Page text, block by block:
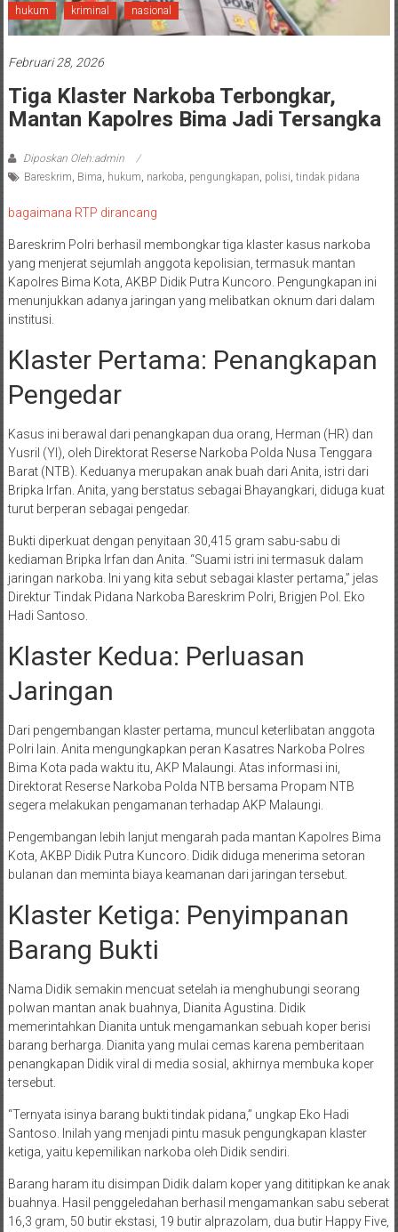
hukum kriminal nasional
Februari 28, 2026
Tiga Klaster Narkoba Terbongkar,
Mantan Kapolres Bima Jadi Tersangka
Diposkan Oleh:admin
Bareskrim, Bima, hukum, narkoba, pengungkapan, polisi, tindak pidana
bagaimana RTP dirancang
Bareskrim Polri berhasil membongkar tiga klaster kasus narkoba
yang menjerat sejumlah anggota kepolisian, termasuk mantan
Kapolres Bima Kota, AKBP Didik Putra Kuncoro. Pengungkapan ini
menunjukkan adanya jaringan yang melibatkan oknum dari dalam
institusi.
Klaster Pertama: Penangkapan
Pengedar
Kasus ini berawal dari penangkapan dua orang, Herman (HR) dan
Yusril (YI), oleh Direktorat Reserse Narkoba Polda Nusa Tenggara
Barat (NTB). Keduanya merupakan anak buah dari Anita, istri dari
Bripka Irfan. Anita, yang berstatus sebagai Bhayangkari, diduga kuat
turut berperan sebagai pengedar.
Bukti diperkuat dengan penyitaan 30,415 gram sabu-sabu di
kediaman Bripka Irfan dan Anita. “Suami istri ini termasuk dalam
jaringan narkoba. Ini yang kita sebut sebagai klaster pertama,” jelas
Direktur Tindak Pidana Narkoba Bareskrim Polri, Brigjen Pol. Eko
Hadi Santoso.
Klaster Kedua: Perluasan
Jaringan
Dari pengembangan klaster pertama, muncul keterlibatan anggota
Polri lain. Anita mengungkapkan peran Kasatres Narkoba Polres
Bima Kota pada waktu itu, AKP Malaungi. Atas informasi ini,
Direktorat Reserse Narkoba Polda NTB bersama Propam NTB
segera melakukan pengamanan terhadap AKP Malaungi.
Pengembangan lebih lanjut mengarah pada mantan Kapolres Bima
Kota, AKBP Didik Putra Kuncoro. Didik diduga menerima setoran
bulanan dan meminta biaya keamanan dari jaringan tersebut.
Klaster Ketiga: Penyimpanan
Barang Bukti
Nama Didik semakin mencuat setelah ia menghubungi seorang
polwan mantan anak buahnya, Dianita Agustina. Didik
memerintahkan Dianita untuk mengamankan sebuah koper berisi
barang berharga. Dianita yang mulai cemas karena pemberitaan
penangkapan Didik viral di media sosial, akhirnya membuka koper
tersebut.
“Ternyata isinya barang bukti tindak pidana,” ungkap Eko Hadi
Santoso. Inilah yang menjadi pintu masuk pengungkapan klaster
ketiga, yaitu kepemilikan narkoba oleh Didik sendiri.
Barang haram itu disimpan Didik dalam koper yang dititipkan ke anak
buahnya. Hasil penggeledahan berhasil mengamankan sabu seberat
16,3 gram, 50 butir ekstasi, 19 butir alprazolam, dua butir Happy Five,